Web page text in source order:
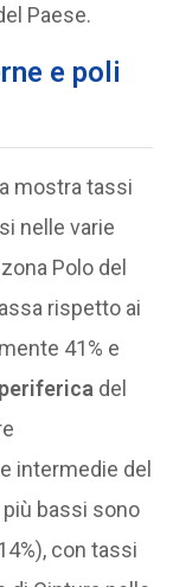
Paese.
e poli
mostra tassi
nelle varie
Polo del
rispetto ai
41% e
del
intermedie del
più bassi sono
con tassi